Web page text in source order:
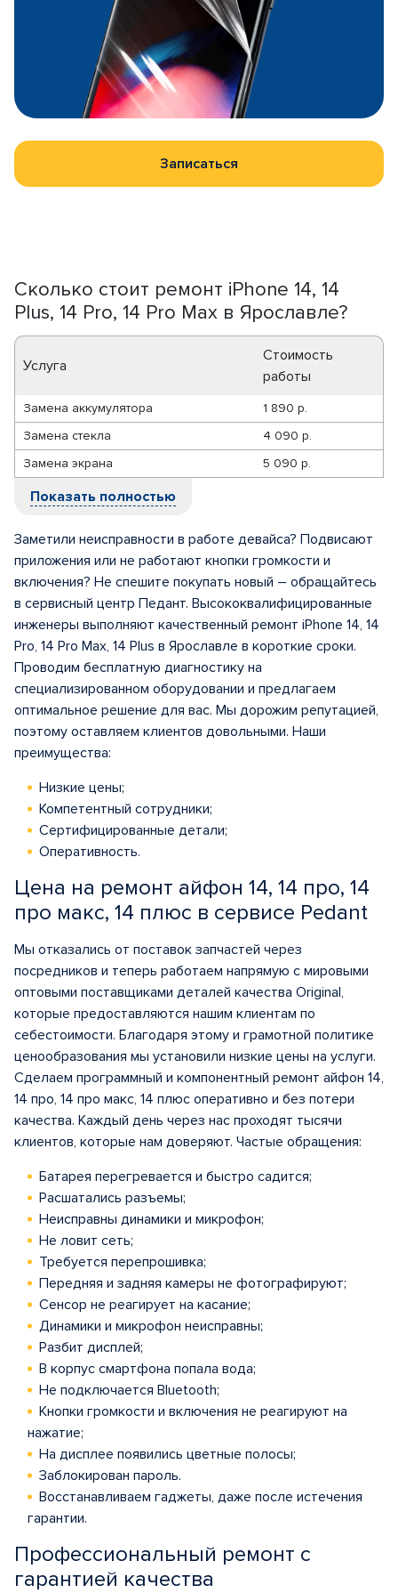
Записаться
Сколько стоит ремонт iPhone 14, 14
Plus, 14 Pro, 14 Pro Max в Ярославле?
Услуга
Стоимость
работы
Замена аккумулятора
1 890 р.
Замена стекла
4 090 р.
Замена экрана
5 090 р.
Показать полностью
Заметили неисправности в работе девайса? Подвисают
приложения или не работают кнопки громкости и
включения? Не спешите покупать новый – обращайтесь
в сервисный центр Педант. Высококвалифицированные
инженеры выполняют качественный ремонт iPhone 14, 14
Pro, 14 Pro Max, 14 Plus в Ярославле в короткие сроки.
Проводим бесплатную диагностику на
специализированном оборудовании и предлагаем
оптимальное решение для вас. Мы дорожим репутацией,
поэтому оставляем клиентов довольными. Наши
преимущества:
Низкие цены;
Компетентный сотрудники;
Сертифицированные детали;
Оперативность.
Цена на ремонт айфон 14, 14 про, 14
про макс, 14 плюс в сервисе Pedant
Мы отказались от поставок запчастей через
посредников и теперь работаем напрямую с мировыми
оптовыми поставщиками деталей качества Original,
которые предоставляются нашим клиентам по
себестоимости. Благодаря этому и грамотной политике
ценообразования мы установили низкие цены на услуги.
Сделаем программный и компонентный ремонт айфон 14,
14 про, 14 про макс, 14 плюс оперативно и без потери
качества. Каждый день через нас проходят тысячи
клиентов, которые нам доверяют. Частые обращения:
Батарея перегревается и быстро садится;
Расшатались разъемы;
Неисправны динамики и микрофон;
Не ловит сеть;
Требуется перепрошивка;
Передняя и задняя камеры не фотографируют;
Сенсор не реагирует на касание;
Динамики и микрофон неисправны;
Разбит дисплей;
В корпус смартфона попала вода;
Не подключается Bluetooth;
Кнопки громкости и включения не реагируют на
нажатие;
На дисплее появились цветные полосы;
Заблокирован пароль.
Восстанавливаем гаджеты, даже после истечения
гарантии.
Профессиональный ремонт с
гарантией качества